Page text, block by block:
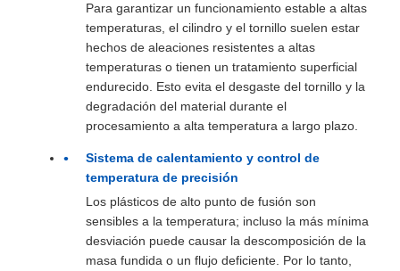
Para garantizar un funcionamiento estable a altas
temperaturas, el cilindro y el tornillo suelen estar
hechos de aleaciones resistentes a altas
temperaturas o tienen un tratamiento superficial
endurecido. Esto evita el desgaste del tornillo y la
degradación del material durante el
procesamiento a alta temperatura a largo plazo.
Sistema de calentamiento y control de
temperatura de precisión
Los plásticos de alto punto de fusión son
sensibles a la temperatura; incluso la más mínima
desviación puede causar la descomposición de la
masa fundida o un flujo deficiente. Por lo tanto,